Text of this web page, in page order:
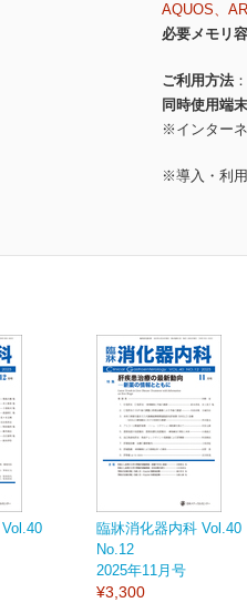
AQUOS、
必要メモリ
ご利用方法
同時使用端
※インター
※導入・利
臨牀消化器内科 Vol.40
No.12
2025年11月号
¥3,300